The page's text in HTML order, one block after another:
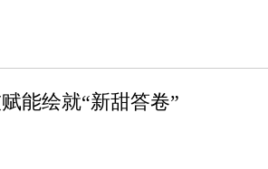
能绘就“新甜答卷”